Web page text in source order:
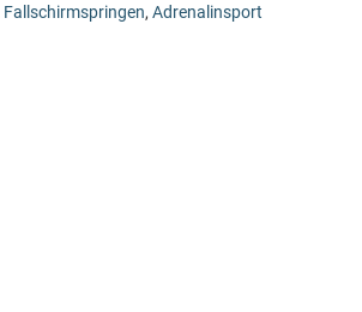
Fallschirmspringen, Adrenalinsport